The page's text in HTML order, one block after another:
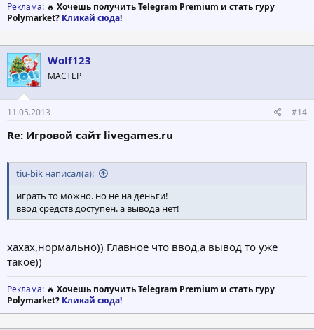
Реклама: 🔥 Хочешь получить Telegram Premium и стать гуру
Polymarket? Кликай сюда!
Wolf123
МАСТЕР
11.05.2013 #14
Re: Игровой сайт livegames.ru
tiu-bik написал(а):
играть то можно. но не на деньги!
ввод средств доступен. а вывода нет!
хахах,нормально)) Главное что ввод,а вывод то уже
такое))
Реклама: 🔥 Хочешь получить Telegram Premium и стать гуру
Polymarket? Кликай сюда!